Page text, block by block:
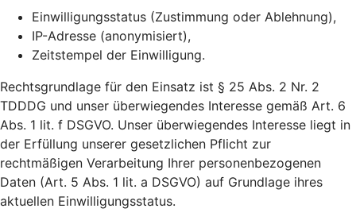
Einwilligungsstatus (Zustimmung oder Ablehnung),
IP-Adresse (anonymisiert),
Zeitstempel der Einwilligung.
Rechtsgrundlage für den Einsatz ist § 25 Abs. 2 Nr. 2
TDDDG und unser überwiegendes Interesse gemäß Art. 6
Abs. 1 lit. f DSGVO. Unser überwiegendes Interesse liegt in
der Erfüllung unserer gesetzlichen Pflicht zur
rechtmäßigen Verarbeitung Ihrer personenbezogenen
Daten (Art. 5 Abs. 1 lit. a DSGVO) auf Grundlage ihres
aktuellen Einwilligungsstatus.